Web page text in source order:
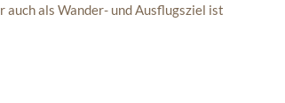
auch als Wander- und Ausflugsziel ist